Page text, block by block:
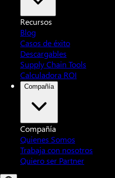
Recursos
Blog
Casos de éxito
Descargables
Supply Chain Tools
Calculadora ROI
Compañía
Compañía
Quienes Somos
Trabaja con nosotros
Quiero ser Partner